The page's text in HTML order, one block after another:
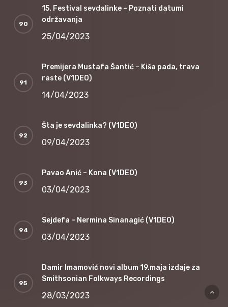
15. Festival sevdalinke – Poznati datumi
održavanja
25/04/2023
Premijera Mustafa Šantić – Kiša pada, trava
raste (V1DEO)
14/04/2023
Šta je sevdalinka? (V1DEO)
09/04/2023
Pavao Anić – Kona (V1DEO)
03/04/2023
Sejdefa – Nermina Sinanagić (V1DEO)
03/04/2023
Damir Imamović novi album 19.maja izdaje za
Smithsonian Folkways Recordings
28/03/2023